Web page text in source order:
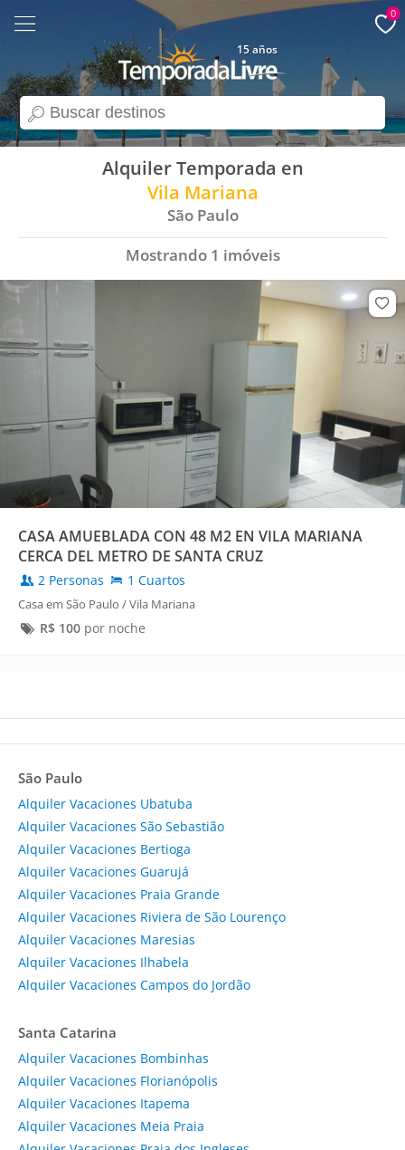
search
15 años
0
Alquiler Temporada en
Vila Mariana
São Paulo
Mostrando 1 imóveis
CASA AMUEBLADA CON 48 M2 EN VILA MARIANA
CERCA DEL METRO DE SANTA CRUZ
2 Personas 1 Cuartos
Casa em São Paulo / Vila Mariana
R$ 100por noche
São Paulo
Alquiler Vacaciones Ubatuba
Alquiler Vacaciones São Sebastião
Alquiler Vacaciones Bertioga
Alquiler Vacaciones Guarujá
Alquiler Vacaciones Praia Grande
Alquiler Vacaciones Riviera de São Lourenço
Alquiler Vacaciones Maresias
Alquiler Vacaciones Ilhabela
Alquiler Vacaciones Campos do Jordão
Santa Catarina
Alquiler Vacaciones Bombinhas
Alquiler Vacaciones Florianópolis
Alquiler Vacaciones Itapema
Alquiler Vacaciones Meia Praia